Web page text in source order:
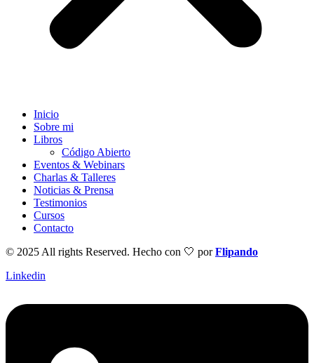
Inicio
Sobre mi
Libros
Código Abierto
Eventos & Webinars
Charlas & Talleres
Noticias & Prensa
Testimonios
Cursos
Contacto
© 2025 All rights Reserved. Hecho con 🤍 porFlipando
Linkedin